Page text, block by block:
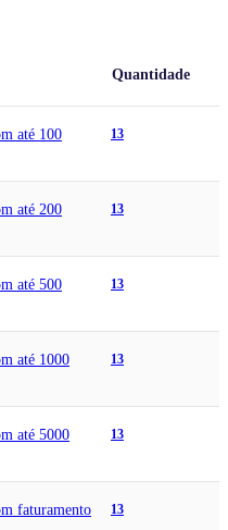
Quantidade
até 100
13
até 200
13
até 500
13
até 1000
13
até 5000
13
faturamento
13